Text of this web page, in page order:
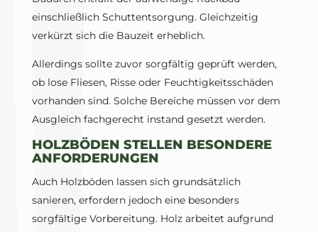
einschließlich Schuttentsorgung. Gleichzeitig
verkürzt sich die Bauzeit erheblich.
Allerdings sollte zuvor sorgfältig geprüft werden,
ob lose Fliesen, Risse oder Feuchtigkeitsschäden
vorhanden sind. Solche Bereiche müssen vor dem
Ausgleich fachgerecht instand gesetzt werden.
HOLZBÖDEN STELLEN BESONDERE
ANFORDERUNGEN
Auch Holzböden lassen sich grundsätzlich
sanieren, erfordern jedoch eine besonders
sorgfältige Vorbereitung. Holz arbeitet aufgrund